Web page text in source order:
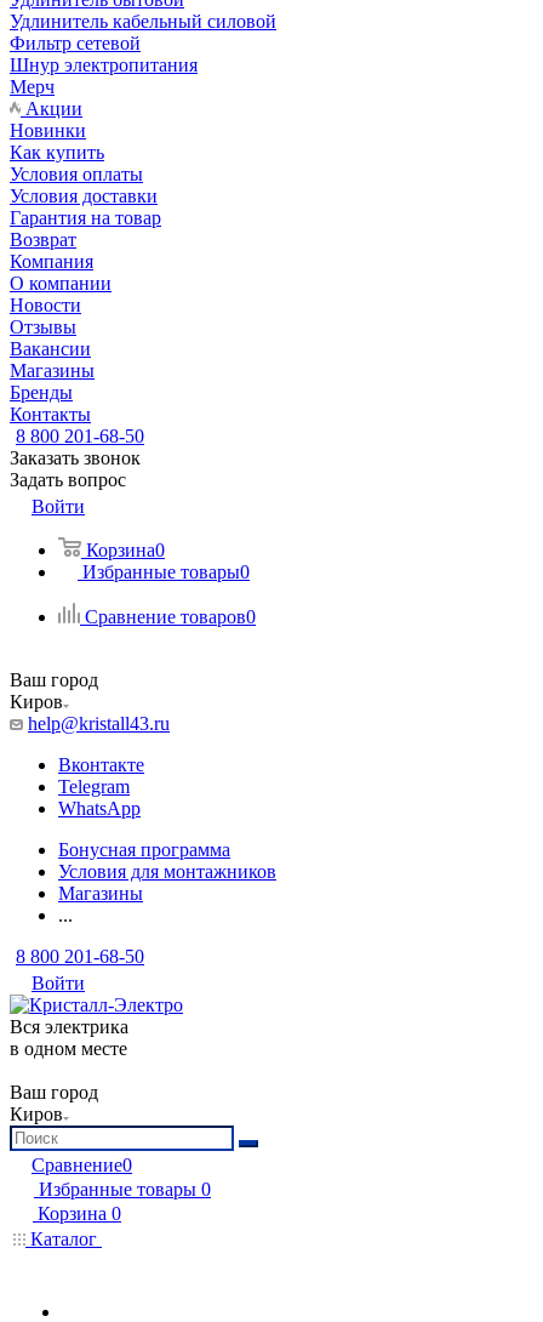
Удлинитель кабельный силовой
Фильтр сетевой
Шнур электропитания
Мерч
Акции
Новинки
Как купить
Условия оплаты
Условия доставки
Гарантия на товар
Возврат
Компания
О компании
Новости
Отзывы
Вакансии
Магазины
Бренды
Контакты
8 800 201-68-50
Заказать звонок
Задать вопрос
Войти
Корзина0
Избранные товары0
Сравнение товаров0
Ваш город
Киров
help@kristall43.ru
Вконтакте
Telegram
WhatsApp
Бонусная программа
Условия для монтажников
Магазины
...
8 800 201-68-50
Войти
Вся электрика
в одном месте
Ваш город
Киров
Сравнение0
Избранные товары 0
Корзина 0
Каталог